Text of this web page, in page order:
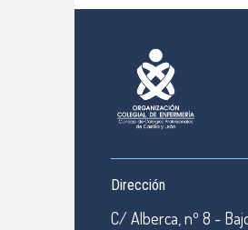
Dirección
C/ Alberca, nº 8 -